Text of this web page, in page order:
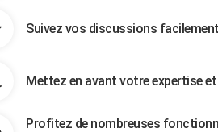
Suivez vos discussions
Mettez en avant votre expertise
Profitez de nombreuses